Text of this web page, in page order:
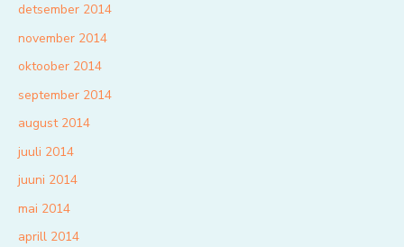
detsember 2014
november 2014
oktoober 2014
september 2014
august 2014
juuli 2014
juuni 2014
mai 2014
aprill 2014